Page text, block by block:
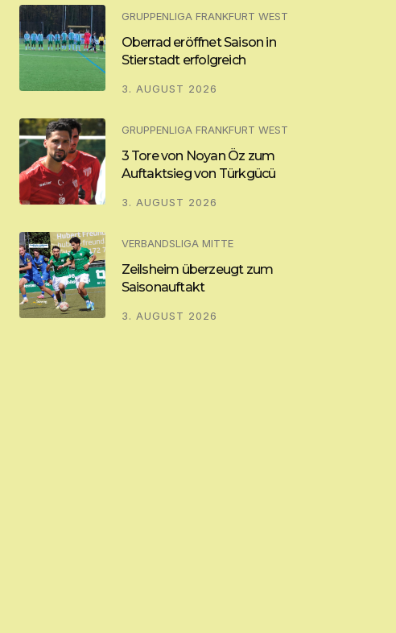
GRUPPENLIGA FRANKFURT WEST
Oberrad eröffnet Saison in
Stierstadt erfolgreich
3. AUGUST 2026
GRUPPENLIGA FRANKFURT WEST
3 Tore von Noyan Öz zum
Auftaktsieg von Türkgücü
3. AUGUST 2026
VERBANDSLIGA MITTE
Zeilsheim überzeugt zum
Saisonauftakt
3. AUGUST 2026